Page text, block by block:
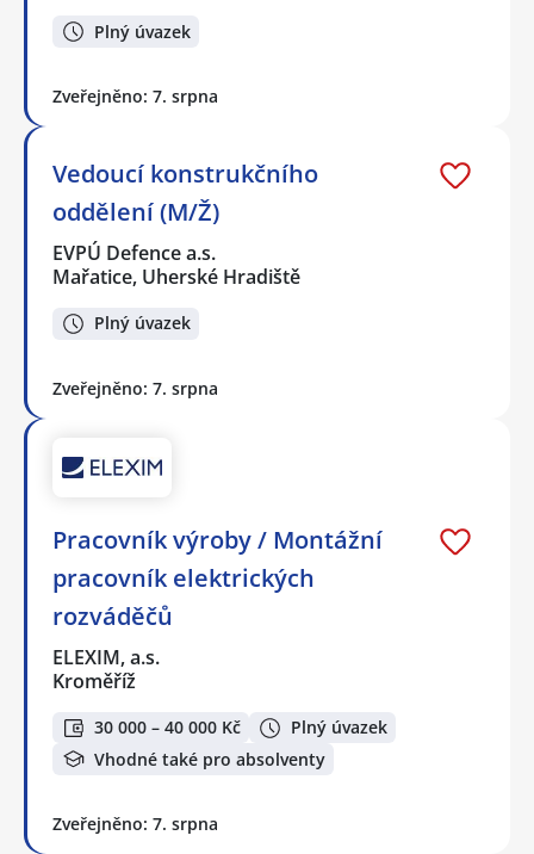
Plný úvazek
Zveřejněno: 7. srpna
Vedoucí konstrukčního
oddělení (M/Ž)
EVPÚ Defence a.s.
Mařatice, Uherské Hradiště
Plný úvazek
Zveřejněno: 7. srpna
Pracovník výroby / Montážní
pracovník elektrických
rozváděčů
ELEXIM, a.s.
Kroměříž
30 000 – 40 000 Kč
Plný úvazek
Vhodné také pro absolventy
Zveřejněno: 7. srpna